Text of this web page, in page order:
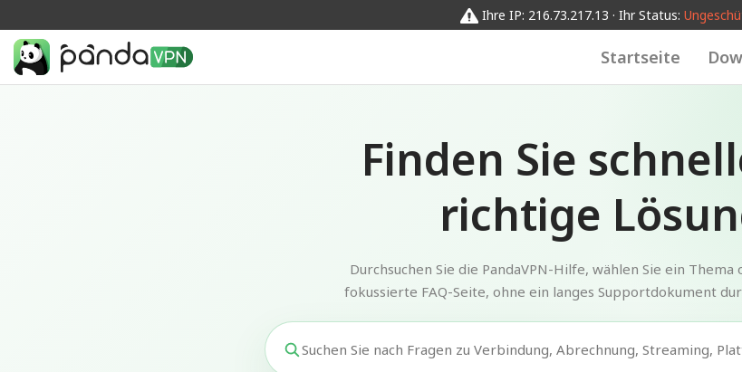
Ihre IP: 216.73.217.13 · Ihr Status:
Startseite
Finden Sie
richtige
Durchsuchen Sie die PandaVPN-Hilfe, wählen Sie ein
fokussierte FAQ-Seite, ohne ein langes Supportdokument